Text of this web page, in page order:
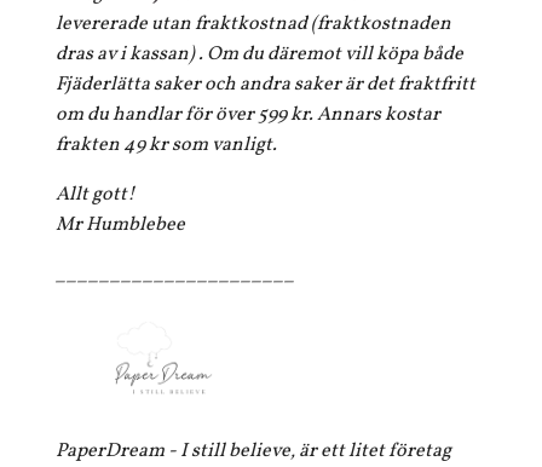
levererade utan fraktkostnad (fraktkostnaden
dras av i kassan) . Om du däremot vill köpa både
Fjäderlätta saker och andra saker är det fraktfritt
om du handlar för över 599 kr. Annars kostar
frakten 49 kr som vanligt.
Allt gott!
Mr Humblebee
______________________
PaperDream - I still believe, är ett litet företag